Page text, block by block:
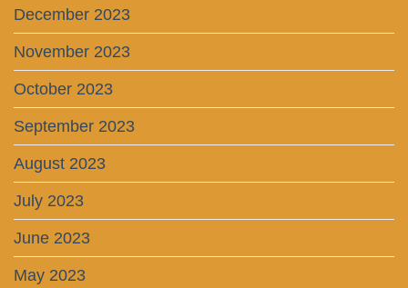
December 2023
November 2023
October 2023
September 2023
August 2023
July 2023
June 2023
May 2023